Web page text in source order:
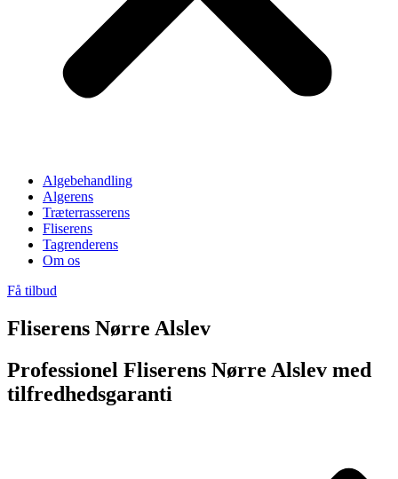
Algebehandling
Algerens
Træterrasserens
Fliserens
Tagrenderens
Om os
Få tilbud
Fliserens Nørre Alslev
Professionel Fliserens Nørre Alslev med
tilfredhedsgaranti